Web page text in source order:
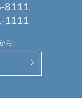
8111
1111
ら